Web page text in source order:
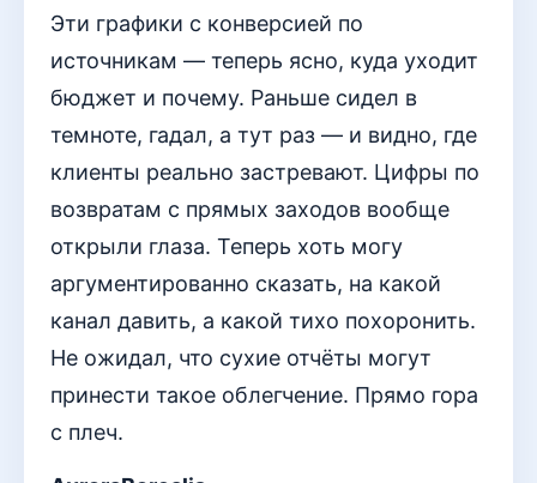
Эти графики с конверсией по
источникам — теперь ясно, куда уходит
бюджет и почему. Раньше сидел в
темноте, гадал, а тут раз — и видно, где
клиенты реально застревают. Цифры по
возвратам с прямых заходов вообще
открыли глаза. Теперь хоть могу
аргументированно сказать, на какой
канал давить, а какой тихо похоронить.
Не ожидал, что сухие отчёты могут
принести такое облегчение. Прямо гора
с плеч.